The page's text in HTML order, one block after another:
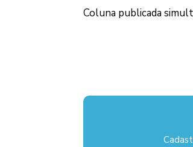
Coluna publicada